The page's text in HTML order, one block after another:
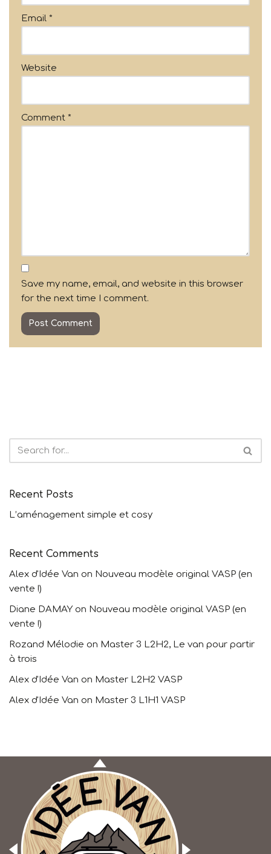
Email *
Website
Comment *
Save my name, email, and website in this browser
for the next time I comment.
Recent Posts
L’aménagement simple et cosy
Recent Comments
Alex d'Idée Van on Nouveau modèle original VASP (en
vente !)
Diane DAMAY on Nouveau modèle original VASP (en
vente !)
Rozand Mélodie on Master 3 L2H2, Le van pour partir
à trois
Alex d'Idée Van on Master L2H2 VASP
Alex d'Idée Van on Master 3 L1H1 VASP